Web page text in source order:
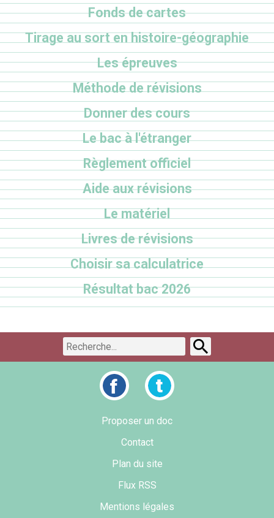
Fonds de cartes
Tirage au sort en histoire-géographie
Les épreuves
Méthode de révisions
Donner des cours
Le bac à l'étranger
Règlement officiel
Aide aux révisions
Le matériel
Livres de révisions
Choisir sa calculatrice
Résultat bac 2026
Proposer un doc
Contact
Plan du site
Flux RSS
Mentions légales